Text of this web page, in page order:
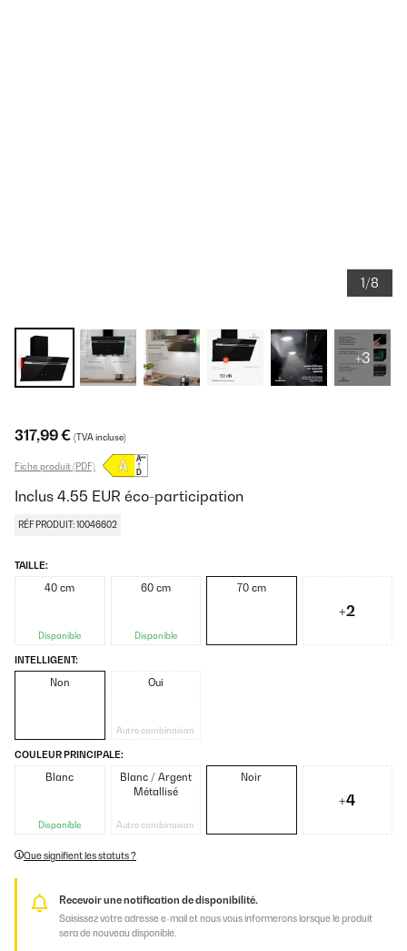
1/8
+3
317,99 € (TVA incluse)
Fiche produit (PDF)
Inclus 4.55 EUR éco-participation
RÉF PRODUIT: 10046602
TAILLE:
40 cm
Disponible
60 cm
Disponible
70 cm
+2
INTELLIGENT:
Non Oui
Autre combinaison
COULEUR PRINCIPALE:
Blanc
Disponible
Blanc / Argent
Métallisé
Autre combinaison
Noir
+4
Que signifient les statuts ?
Recevoir une notification de disponibilité.
Saisissez votre adresse e-mail et nous vous informerons lorsque le produit
sera de nouveau disponible.